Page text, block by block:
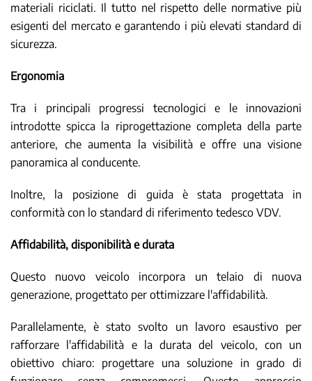
materiali riciclati. Il tutto nel rispetto delle normative più
esigenti del mercato e garantendo i più elevati standard di
sicurezza.
Ergonomia
Tra i principali progressi tecnologici e le innovazioni
introdotte spicca la riprogettazione completa della parte
anteriore, che aumenta la visibilità e offre una visione
panoramica al conducente.
Inoltre, la posizione di guida è stata progettata in
conformità con lo standard di riferimento tedesco VDV.
Affidabilità, disponibilità e durata
Questo nuovo veicolo incorpora un telaio di nuova
generazione, progettato per ottimizzare l'affidabilità.
Parallelamente, è stato svolto un lavoro esaustivo per
rafforzare l'affidabilità e la durata del veicolo, con un
obiettivo chiaro: progettare una soluzione in grado di